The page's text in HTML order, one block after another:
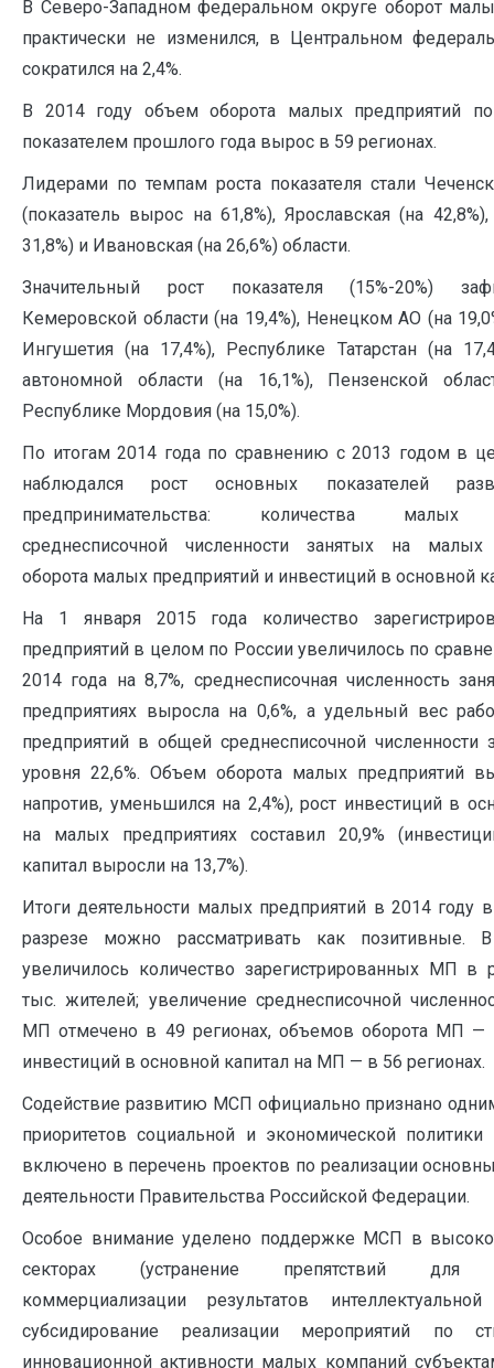
В Северо-Западном федеральном округе оборот
практически не изменился, в Центральном
сократился на 2,4%.
В 2014 году объем оборота малых предприятий
показателем прошлого года вырос в 59 регионах.
Лидерами по темпам роста показателя стали
(показатель вырос на 61,8%), Ярославская (на
31,8%) и Ивановская (на 26,6%) области.
Значительный рост показателя (15%-20%)
Кемеровской области (на 19,4%), Ненецком АО (на
Ингушетия (на 17,4%), Республике Татарстан (на
автономной области (на 16,1%), Пензенской
Республике Мордовия (на 15,0%).
По итогам 2014 года по сравнению с 2013 годом в
наблюдался рост основных показателей
предпринимательства: количества малых
среднесписочной численности занятых на малых
оборота малых предприятий и инвестиций в основной
На 1 января 2015 года количество
предприятий в целом по России увеличилось по
2014 года на 8,7%, среднесписочная численность
предприятиях выросла на 0,6%, а удельный вес
предприятий в общей среднесписочной численности
уровня 22,6%. Объем оборота малых предприятий
напротив, уменьшился на 2,4%), рост инвестиций в
на малых предприятиях составил 20,9%
капитал выросли на 13,7%).
Итоги деятельности малых предприятий в 2014 году
разрезе можно рассматривать как позитивные.
увеличилось количество зарегистрированных МП в
тыс. жителей; увеличение среднесписочной
МП отмечено в 49 регионах, объемов оборота МП —
инвестиций в основной капитал на МП — в 56 регионах.
Содействие развитию МСП официально признано
приоритетов социальной и экономической политики
включено в перечень проектов по реализации
деятельности Правительства Российской Федерации.
Особое внимание уделено поддержке МСП в
секторах (устранение препятствий для
коммерциализации результатов интеллектуальной
субсидирование реализации мероприятий по
инновационной активности малых компаний